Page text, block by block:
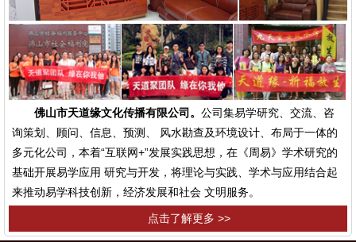
佛山市天道缘文化传播有限公司。 公司集易学研究、交流、咨
询策划、顾问、信息、预测、 风水勘查及环境设计、布局于一体的
多元化公司，本着“互联网+”发展实践思想，在《周易》学术研究的
基础开展易学应用 研究与开发，将理论与实践、学术与应用结合起
来推动易学科技创新，经济发展和社会 文明服务。
点击了解更多 >>